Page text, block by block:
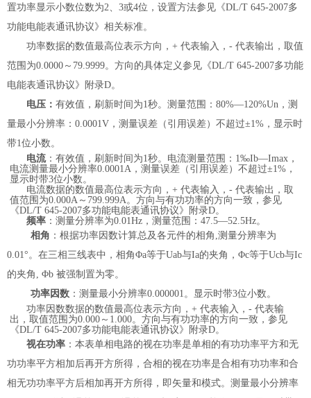
置功率显示小数位数为2、 3或4位， 设置方法参见《DL/T 645-2007多
功能电能表通讯协议》相关标准。
功率数据的数值最高位表示方向， + 代表输入， - 代表输出，取值
范围为0.0000 ～ 79.9999。方向的具体定义参见 《DL/T 645-2007多功能
电能表通讯协议》附录D。
电压： 有效值，刷新时间为1秒。测量范围： 80%—120%Un ， 测
量最小分辨率： 0.0001V ， 测量误差（引用误差）不超过±1% ，显示时
带1位小数。
电流：有效值，刷新时间为1秒。电流测量范围： 1‰Ib—Imax ，
电流测量最小分辨率0.0001A ， 测量误差（引用误差）不超过±1% ，
显示时带3位小数。
电流数据的数值最高位表示方向， + 代表输入， - 代表输出，取
值范围为0.000A ～ 799.999A。方向与有功功率的方向一致， 参见
《DL/T 645-2007多功能电能表通讯协议》附录D。
频率 ：测量分辨率为0.01Hz ，测量范围： 47.5—52.5Hz。
相角 ：根据功率因数计算总及各元件的相角 ,测量分辨率为
0.01°。在三相三线表中，相角Φa等于Uab与Ia的夹角，Φc等于Ucb与Ic
的夹角 , Φb 被强制置为零。
功率因数 ： 测量最小分辨率0.000001。 显示时带3位小数。
功率因数数据的数值最高位表示方向， + 代表输入， - 代表输
出，取值范围为0.000 ～ 1.000。方向与有功功率的方向一致， 参见
《DL/T 645-2007多功能电能表通讯协议》附录D。
视在功率 ：本表单相电路的视在功率是单相的有功功率平方和无
功功率平方相加后再开方所得，合相的视在功率是合相有功功率和合
相无功功率平方后相加再开方所得，即矢量和模式。 测量最小分辨率